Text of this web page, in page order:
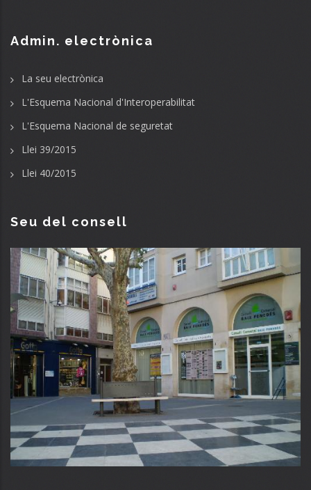
Admin. electrònica
La seu electrònica
L'Esquema Nacional d'Interoperabilitat
L'Esquema Nacional de seguretat
Llei 39/2015
Llei 40/2015
Seu del consell